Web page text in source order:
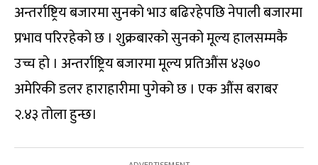
अन्तर्राष्ट्रिय बजारमा सुनको भाउ बढिरहेपछि नेपाली बजारमा
प्रभाव परिरहेको छ । शुक्रबारको सुनको मूल्य हालसम्मकै
उच्च हो । अन्तर्राष्ट्रिय बजारमा मूल्य प्रतिऔंस ४३७०
अमेरिकी डलर हाराहारीमा पुगेको छ । एक औंस बराबर
२.४३ तोला हुन्छ।